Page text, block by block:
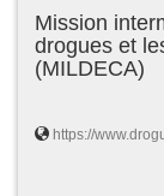
Mission
drogues et
(MILDECA)
https://